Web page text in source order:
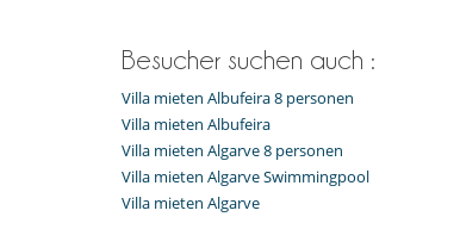
Besucher suchen auch :
Villa mieten Albufeira 8 personen
Villa mieten Albufeira
Villa mieten Algarve 8 personen
Villa mieten Algarve Swimmingpool
Villa mieten Algarve